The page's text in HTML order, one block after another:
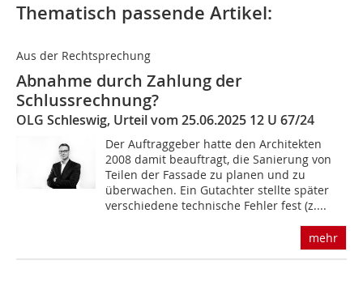
Thematisch passende Artikel:
Aus der Rechtsprechung
Abnahme durch Zahlung der
Schlussrechnung?
OLG Schleswig, Urteil vom 25.06.2025 12 U 67/24
Der Auftraggeber hatte den Architekten
2008 damit beauftragt, die Sanierung von
Teilen der Fassade zu planen und zu
überwachen. Ein Gutachter stellte später
verschiedene technische Fehler fest (z....
mehr